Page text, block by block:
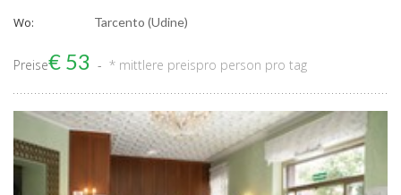
Wo: Tarcento (Udine)
Preise€ 53 * mittlere preispro person pro tag